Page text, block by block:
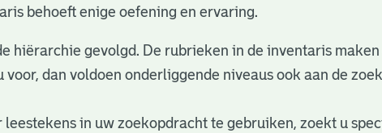
behoeft enige oefening en ervaring.
hiërarchie gevolgd. De rubrieken in de inventaris
dan voldoen onderliggende niveaus ook aan de
leestekens in uw zoekopdracht te gebruiken, zoekt u